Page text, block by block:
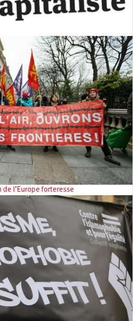
l’Europe forteresse